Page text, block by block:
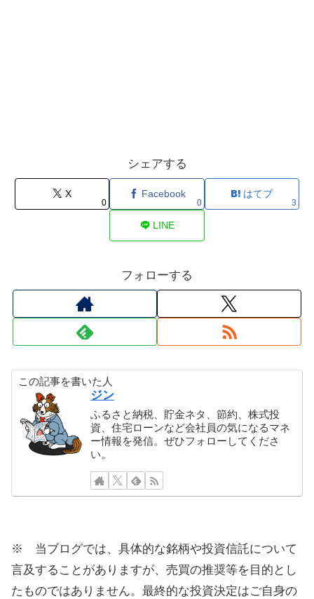
シェアする
X
0
Facebook
0
はてブ
3
LINE
フォローする
この記事を書いた人
ジン
ふるさと納税、貯金ネタ、節約、株式投
資、住宅ローンなど会社員の気になるマネ
ー情報を発信。ぜひフォローしてくださ
い。
※ 当ブログでは、具体的な銘柄や投資信託について
言及することがありますが、売買の推奨等を目的とし
たものではありません。最終的な投資決定はご自身の